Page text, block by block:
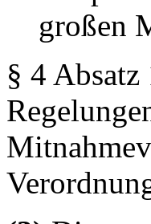
großen
§ 4 Absatz